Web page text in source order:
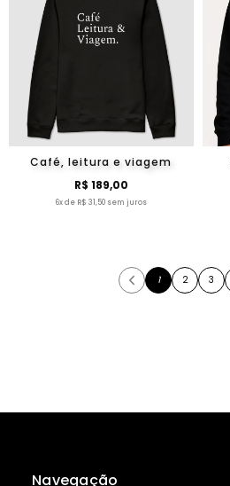
Café, leitura e viagem
R$ 189,00
6x de R$ 31,50 sem juros
1 2 3
Navegação